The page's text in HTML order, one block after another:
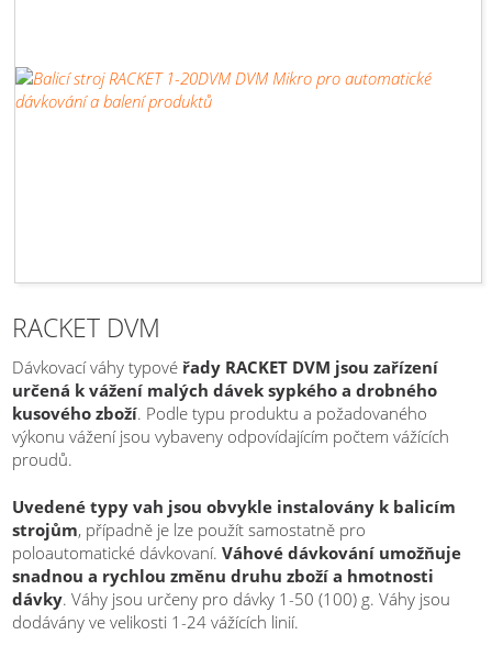
RACKET DVM
Dávkovací váhy typovéřady RACKET DVM jsou zařízení
určená k vážení malých dávek sypkého a drobného
kusového zboží. Podle typu produktu a požadovaného
výkonu vážení jsou vybaveny odpovídajícím počtem vážících
proudů.
Uvedené typy vah jsou obvykle instalovány k balicím
strojům, případně je lze použít samostatně pro
poloautomatické dávkovaní.Váhové dávkování umožňuje
snadnou a rychlou změnu druhu zboží a hmotnosti
dávky. Váhy jsou určeny pro dávky 1-50 (100) g. Váhy jsou
dodávány ve velikosti 1-24 vážících linií.